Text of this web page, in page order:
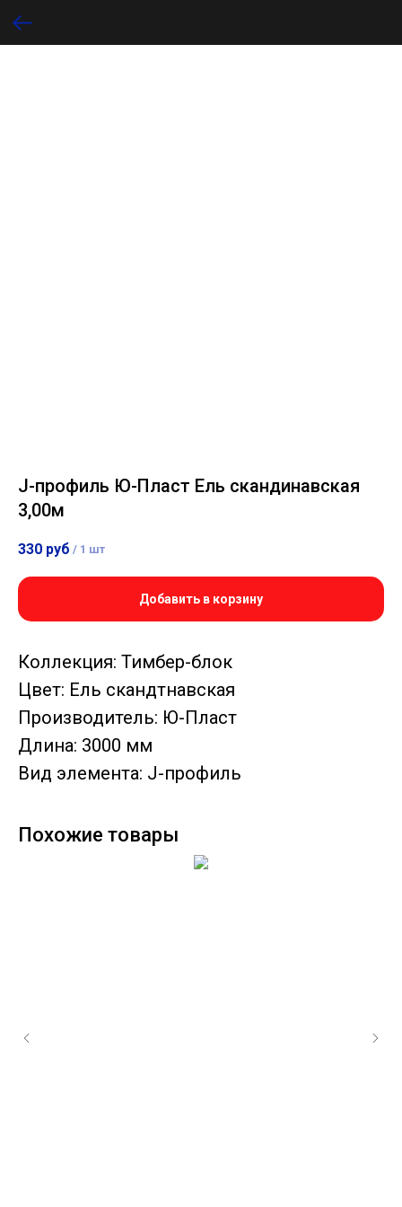
J-профиль Ю-Пласт Ель скандинавская
3,00м
330 руб / 1 шт
Добавить в корзину
Коллекция: Тимбер-блок
Цвет: Ель скандтнавская
Производитель: Ю-Пласт
Длина: 3000 мм
Вид элемента: J-профиль
Похожие товары